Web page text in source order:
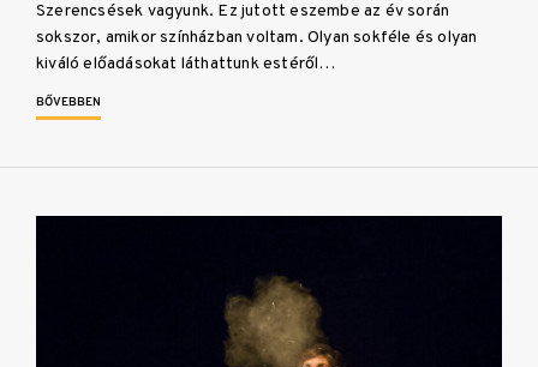
Szerencsések vagyunk. Ez jutott eszembe az év során
sokszor, amikor színházban voltam. Olyan sokféle és olyan
kiváló előadásokat láthattunk estéről…
BŐVEBBEN